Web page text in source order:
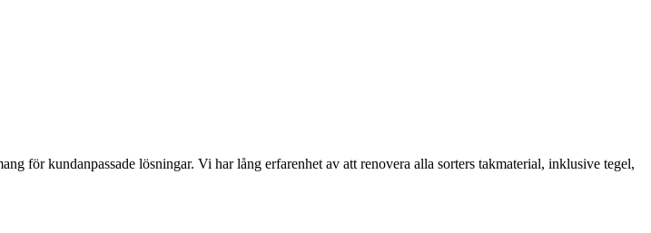
för kundanpassade lösningar. Vi har lång erfarenhet av att renovera alla sorters takmaterial, inklusive tegel,